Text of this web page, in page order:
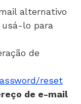
alternativo
usá-lo para
de
reset
de e-mail